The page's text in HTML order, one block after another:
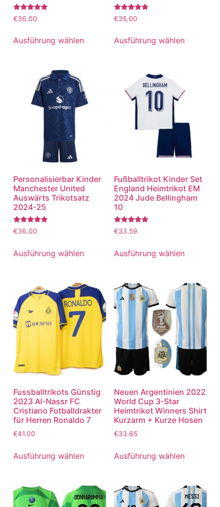
Bewertet
mit
von 5
€36.00
Ausführung wählen
Bewertet
mit
von 5
€35.00
Ausführung wählen
Personalisierbar Kinder
Manchester United
Auswärts Trikotsatz
2024-25
Bewertet
mit
von 5
€36.00
Ausführung wählen
Fußballtrikot Kinder Set
England Heimtrikot EM
2024 Jude Bellingham
10
Bewertet
mit
von 5
€33.59
Ausführung wählen
Fussballtrikots Günstig
2023 Al-Nassr FC
Cristiano Fotballdrakter
für Herren Ronaldo 7
€41.00
Ausführung wählen
Neuen Argentinien 2022
World Cup 3-Star
Heimtrikot Winners Shirt
Kurzarm + Kurze Hosen
€33.65
Ausführung wählen